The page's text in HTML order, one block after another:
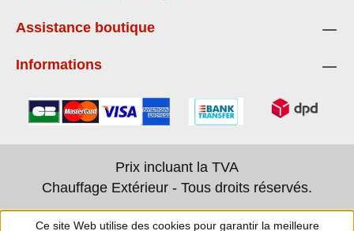
Assistance boutique
Informations
Prix incluant la TVA
Chauffage Extérieur - Tous droits réservés.
Ce site Web utilise des cookies pour garantir la meilleure